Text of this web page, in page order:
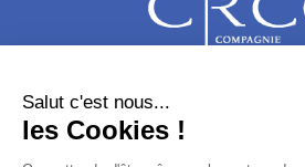
Salut c'est nous...
les Cookies !